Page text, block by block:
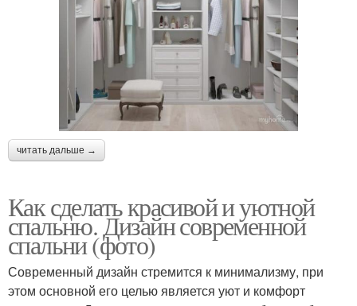
читать дальше →
Как сделать красивой и уютной
спальню. Дизайн современной
спальни (фото)
Современный дизайн стремится к минимализму, при
этом основной его целью является уют и комфорт